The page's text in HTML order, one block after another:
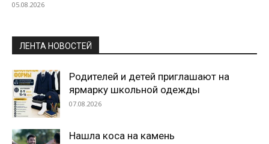
05.08.2026
ЛЕНТА НОВОСТЕЙ
Родителей и детей приглашают на
ярмарку школьной одежды
07.08.2026
Нашла коса на камень